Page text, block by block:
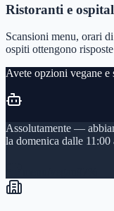
Ristoranti e
Scansioni menu, orari
ospiti ottengono
Avete opzioni vegane e
Assolutamente —
la domenica dalle